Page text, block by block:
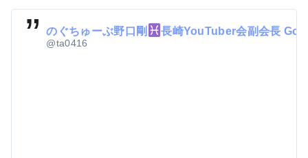
のぐちゅーぶ野口剛 長崎YouTuber会副会長
@ta0416